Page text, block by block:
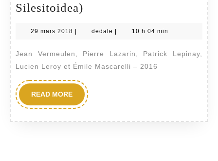
Silesitoidea)
Barrémien
du
Sud-
Est
de
la
France
29 mars 2018 29
dedale dedale10 h 04 min
Jean Vermeulen, Pierre Lazarin, Patrick Lepinay,
Lucien Leroy et Émile Mascarelli – 2016
READ MOREREAD
MORE